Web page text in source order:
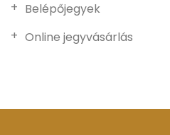
Belépőjegyek
Online jegyvásárlás